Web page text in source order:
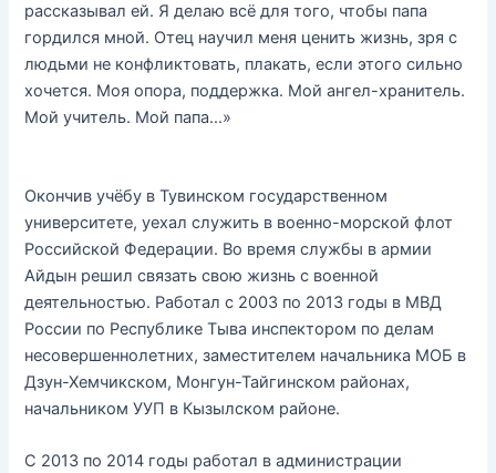
рассказывал ей. Я делаю всё для того, чтобы папа
гордился мной. Отец научил меня ценить жизнь, зря с
людьми не конфликтовать, плакать, если этого сильно
хочется. Моя опора, поддержка. Мой ангел-хранитель.
Мой учитель. Мой папа…»
Окончив учёбу в Тувинском государственном
университете, уехал служить в военно-морской флот
Российской Федерации. Во время службы в армии
Айдын решил связать свою жизнь с военной
деятельностью. Работал с 2003 по 2013 годы в МВД
России по Республике Тыва инспектором по делам
несовершеннолетних, заместителем начальника МОБ в
Дзун-Хемчикском, Монгун-Тайгинском районах,
начальником УУП в Кызылском районе.
С 2013 по 2014 годы работал в администрации